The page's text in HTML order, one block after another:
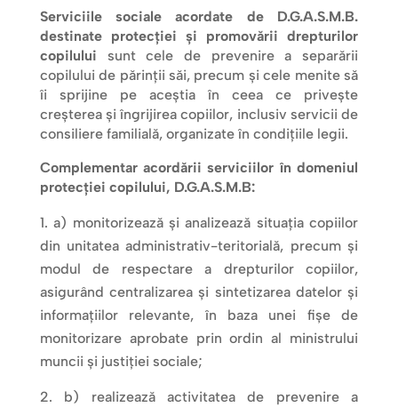
Serviciile sociale acordate de D.G.A.S.M.B.
destinate protecției și promovării drepturilor
copilului sunt cele de prevenire a separării
copilului de părinții săi, precum și cele menite să
îi sprijine pe aceștia în ceea ce privește
creșterea și îngrijirea copiilor, inclusiv servicii de
consiliere familială, organizate în condițiile legii.
Complementar acordării serviciilor în domeniul
protecției copilului, D.G.A.S.M.B:
a) monitorizează și analizează situația copiilor
din unitatea administrativ-teritorială, precum și
modul de respectare a drepturilor copiilor,
asigurând centralizarea și sintetizarea datelor și
informațiilor relevante, în baza unei fișe de
monitorizare aprobate prin ordin al ministrului
muncii și justiției sociale;
b) realizează activitatea de prevenire a